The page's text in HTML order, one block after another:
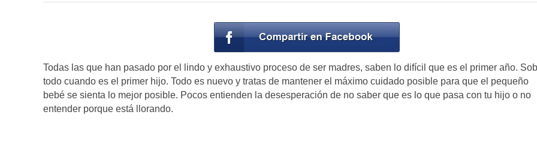
Todas las que han pasado por el lindo y exhaustivo proceso de ser madres, saben lo difícil que es el primer año.
todo cuando es el primer hijo. Todo es nuevo y tratas de mantener el máximo cuidado posible para que el pequeño
bebé se sienta lo mejor posible. Pocos entienden la desesperación de no saber que es lo que pasa con tu hijo o no
entender porque está llorando.